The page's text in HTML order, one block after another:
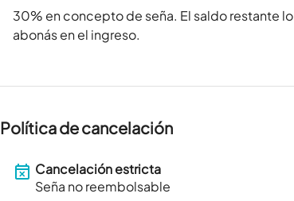
30% en concepto de seña. El saldo restante lo
abonás en el ingreso.
Política de cancelación
Cancelación estricta
Seña no reembolsable